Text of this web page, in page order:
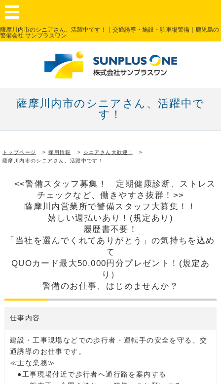
薩摩川内市のシニアさん、活躍中です！｜交通誘導・施設・駐車場警備｜鹿児島の
警備会社 サンプラスワン
薩摩川内市のシニアさん、活躍中で
す！
トップページ 採用情報
シニアさん大歓迎!!
薩摩川内市のシニアさん、活躍中です！
<<警備スタッフ募集！ 定期健康診断、ストレス
チェックなど、働きやすさ抜群！>>
薩摩川内営業所で警備スタッフ大募集！！
嬉しい週払いあり！(規定あり)
履歴書不要！
「当社を選んでくれてありがとう」の気持ちを込め
て
QUOカード最大50,000円分プレゼント！(規定あ
り）
警備のお仕事、はじめませんか？
仕事内容
建設・工事現場などでの歩行者・運転手の安全を守る、交
通誘導のお仕事です。
≪主な業務≫
●工事現場付近で歩行者へ通行路を案内する